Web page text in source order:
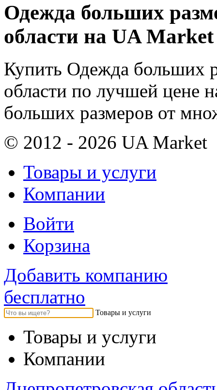
Одежда больших
области на UA Market
Купить Одежда больших
области по лучшей цене
больших размеров от
© 2012 - 2026 UA Market
Товары и услуги
Компании
Войти
Корзина
Добавить компанию
бесплатно
Товары и услуги
Товары и услуги
Компании